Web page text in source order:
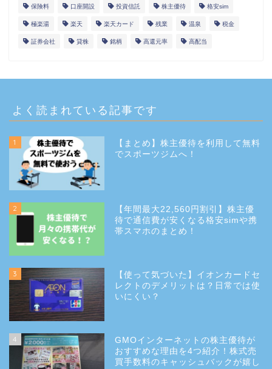
保険料 口座開設 投資信託 株主優待 格安sim
極楽湯 楽天 楽天カード 残業 温泉 税金
証券会社 貸株 銘柄 高還元率 高配当
よく読まれている記事です
1
【まとめ】株主優待を利用して無料
でスポーツジムへ！
2
【年間最大22,560円割引】株主優
待で通信費が安くなる格安simや携
帯スマホのまとめ！
3
【使って気づいた】イオンカードセ
レクトのデメリットは？日常では使
いにくい？
4
GMOインターネットの株主優待が
おすすめな理由を4つ紹介！株式売
買手数料のキャッシュバックが嬉し